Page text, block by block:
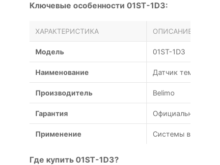
Ключевые особенности 01ST-1D3:
ХАРАКТЕРИСТИКА ОПИСАНИЕ
Модель 01ST-1D3
Наименование Датчик
Производитель Belimo
Гарантия Официальная
Применение Системы
Где купить 01ST-1D3?